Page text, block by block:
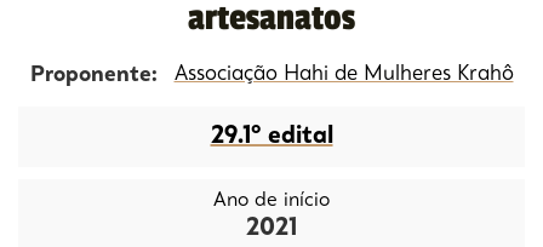
artesanatos
Proponente: Associação Hahi de Mulheres Krahô
29.1º edital
Ano de início
2021